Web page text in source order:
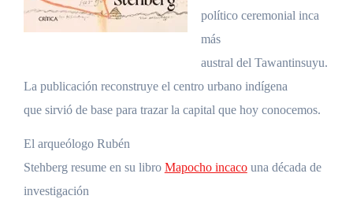
político ceremonial inca
más
austral del Tawantinsuyu.
La publicación reconstruye el centro urbano indígena
que sirvió de base para trazar la capital que hoy conocemos.
El arqueólogo Rubén
Stehberg resume en su libro Mapocho incacouna década de
investigación